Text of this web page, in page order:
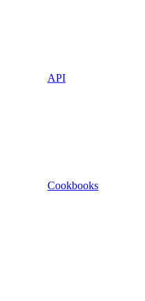
API
Cookbooks